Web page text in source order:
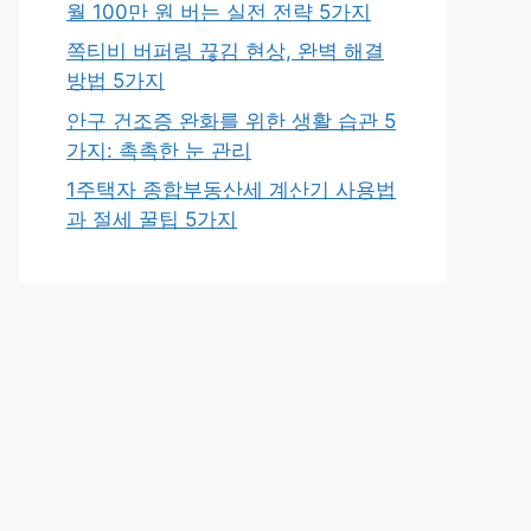
월 100만 원 버는 실전 전략 5가지
쪽티비 버퍼링 끊김 현상, 완벽 해결
방법 5가지
안구 건조증 완화를 위한 생활 습관 5
가지: 촉촉한 눈 관리
1주택자 종합부동산세 계산기 사용법
과 절세 꿀팁 5가지